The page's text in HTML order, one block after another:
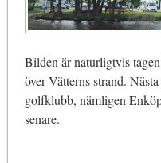
Bilden är naturligtvis
över Vätterns strand.
golfklubb, nämligen
senare.